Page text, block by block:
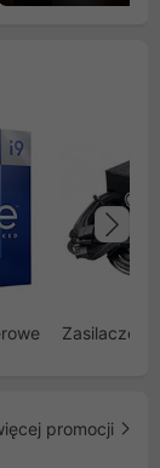
Zasilacze
promocji